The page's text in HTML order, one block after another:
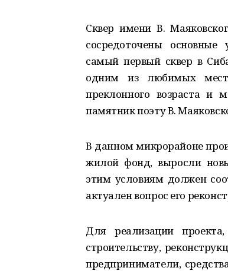
Сквер имени В.
сосредоточены основные
самый первый сквер в
одним из любимых
преклонного возраста и
памятник поэту В.
В данном микрорайоне
жилой фонд, выросли
этим условиям должен
актуален вопрос его
Для реализации
строительству,
предприниматели,